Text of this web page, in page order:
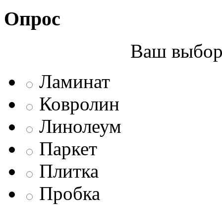
Опрос
Ваш выбор
Ламинат
Ковролин
Линолеум
Паркет
Плитка
Пробка